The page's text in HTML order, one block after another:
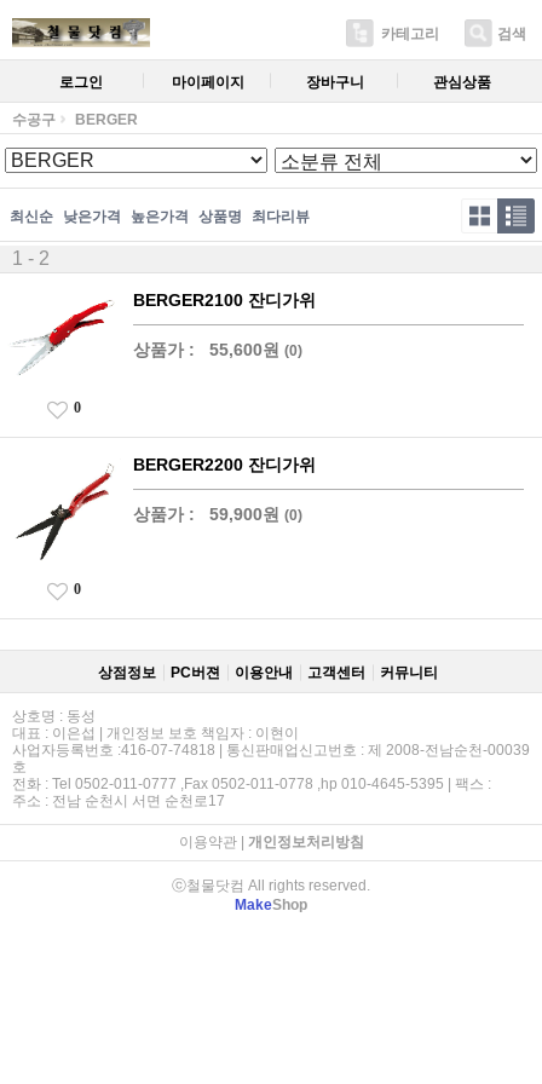
카테고리 검색
로그인 마이페이지 장바구니 관심상품
수공구 BERGER
최신순 낮은가격 높은가격 상품명 최다리뷰
1 - 2
BERGER2100 잔디가위
상품가 : 55,600원 (0)
0
BERGER2200 잔디가위
상품가 : 59,900원 (0)
0
상점정보 PC버젼 이용안내 고객센터 커뮤니티
상호명 : 동성
대표 : 이은섭 | 개인정보 보호 책임자 : 이현이
사업자등록번호 :416-07-74818 | 통신판매업신고번호 : 제 2008-전남순천-00039
호
전화 : Tel 0502-011-0777 ,Fax 0502-011-0778 ,hp 010-4645-5395 | 팩스 :
주소 : 전남 순천시 서면 순천로17
이용약관| 개인정보처리방침
ⓒ철물닷컴 All rights reserved.
MakeShop